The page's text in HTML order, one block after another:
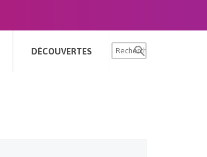
DÉCOUVERTES